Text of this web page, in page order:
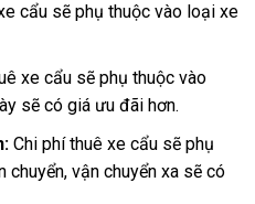
cẩu sẽ phụ thuộc vào loại xe
xe cẩu sẽ phụ thuộc vào
sẽ có giá ưu đãi hơn.
Chi phí thuê xe cẩu sẽ phụ
chuyển, vận chuyển xa sẽ có